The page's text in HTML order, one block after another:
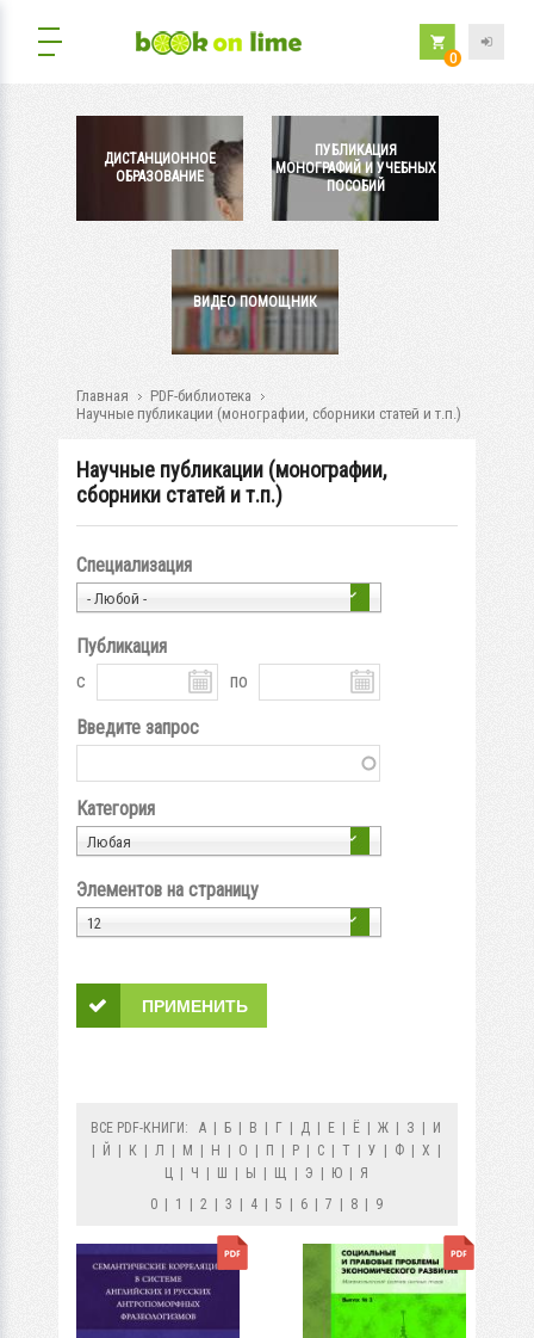
0
ДИСТАНЦИОННОЕ
ОБРАЗОВАНИЕ
ПУБЛИКАЦИЯ
МОНОГРАФИЙ И УЧЕБНЫХ
ПОСОБИЙ
ВИДЕО ПОМОЩНИК
Главная
PDF-библиотека
Научные публикации (монографии, сборники статей и т.п.)
Научные публикации (монографии,
сборники статей и т.п.)
Специализация
- Любой -
Публикация
с
по
Введите запрос
Категория
Любая
Элементов на страницу
12
ВСЕ PDF-КНИГИ: А Б В Г Д Е Ё Ж З
И
Й К Л М Н О П Р С Т У Ф Х
Ц
Ч Ш Ы Щ Э Ю
Я
0
1 2 3 4 5 6 7 8 9